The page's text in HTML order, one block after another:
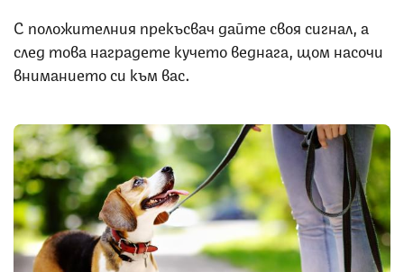
С положителния прекъсвач дайте своя сигнал, а
след това наградете кучето веднага, щом насочи
вниманието си към вас.